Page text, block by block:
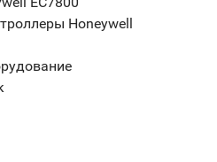
Honeywell